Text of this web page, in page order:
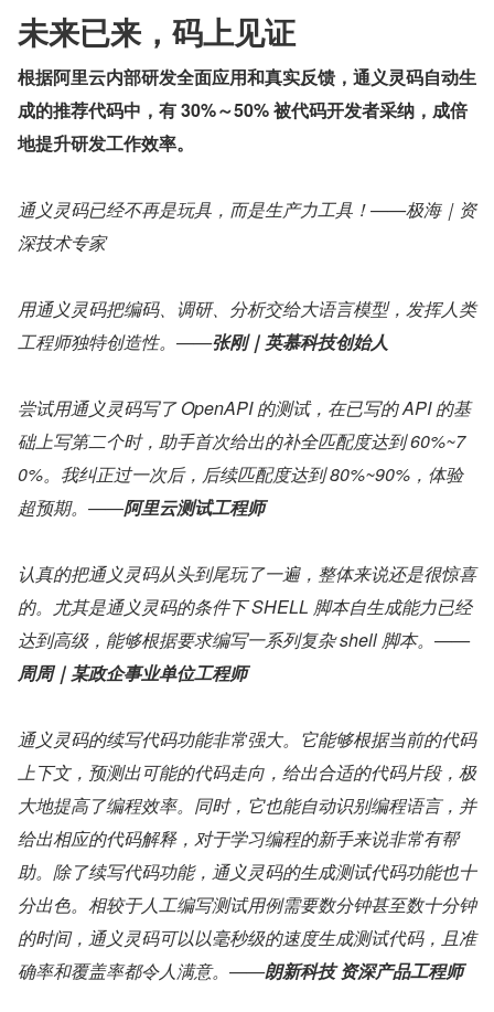
未来已来，码上见证
根据阿里云内部研发全面应用和真实反馈，通义灵码自动生
成的推荐代码中，有 30%～50% 被代码开发者采纳，成倍
地提升研发工作效率。
通义灵码已经不再是玩具，而是生产力工具！——极海｜资
深技术专家
用通义灵码把编码、调研、分析交给大语言模型，发挥人类
工程师独特创造性。——张刚｜英慕科技创始人
尝试用通义灵码写了 OpenAPI 的测试，在已写的 API 的基
础上写第二个时，助手首次给出的补全匹配度达到 60%~7
0%。我纠正过一次后，后续匹配度达到 80%~90%，体验
超预期。——阿里云测试工程师
认真的把通义灵码从头到尾玩了一遍，整体来说还是很惊喜
的。尤其是通义灵码的条件下 SHELL 脚本自生成能力已经
达到高级，能够根据要求编写一系列复杂 shell 脚本。——
周周｜某政企事业单位工程师
通义灵码的续写代码功能非常强大。它能够根据当前的代码
上下文，预测出可能的代码走向，给出合适的代码片段，极
大地提高了编程效率。同时，它也能自动识别编程语言，并
给出相应的代码解释，对于学习编程的新手来说非常有帮
助。 除了续写代码功能，通义灵码的生成测试代码功能也十
分出色。相较于人工编写测试用例需要数分钟甚至数十分钟
的时间，通义灵码可以以毫秒级的速度生成测试代码，且准
确率和覆盖率都令人满意。——朗新科技 资深产品工程师